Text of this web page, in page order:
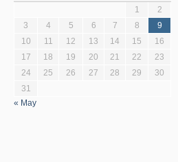
1
2
3
4 5 6 7 8
9
10
11 12 13 14 15
16
17
18 19 20 21 22
23
24
25 26 27 28 29
30
31
« May